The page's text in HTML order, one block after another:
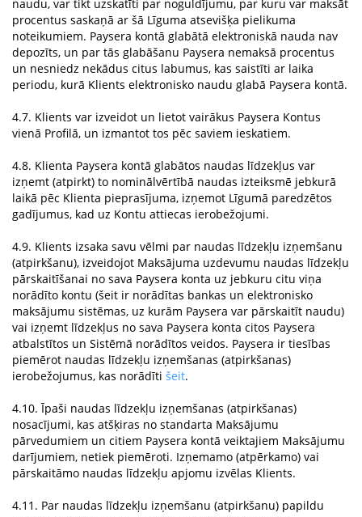
naudu, var tikt uzskatīti par noguldījumu, par kuru var maksāt
procentus saskaņā ar šā Līguma atsevišķa pielikuma
noteikumiem. Paysera kontā glabātā elektroniskā nauda nav
depozīts, un par tās glabāšanu Paysera nemaksā procentus
un nesniedz nekādus citus labumus, kas saistīti ar laika
periodu, kurā Klients elektronisko naudu glabā Paysera kontā.
4.7. Klients var izveidot un lietot vairākus Paysera Kontus
vienā Profilā, un izmantot tos pēc saviem ieskatiem.
4.8. Klienta Paysera kontā glabātos naudas līdzekļus var
izņemt (atpirkt) to nominālvērtībā naudas izteiksmē jebkurā
laikā pēc Klienta pieprasījuma, izņemot Līgumā paredzētos
gadījumus, kad uz Kontu attiecas ierobežojumi.
4.9. Klients izsaka savu vēlmi par naudas līdzekļu izņemšanu
(atpirkšanu), izveidojot Maksājuma uzdevumu naudas līdzekļu
pārskaitīšanai no sava Paysera konta uz jebkuru citu viņa
norādīto kontu (šeit ir norādītas bankas un elektronisko
maksājumu sistēmas, uz kurām Paysera var pārskaitīt naudu)
vai izņemt līdzekļus no sava Paysera konta citos Paysera
atbalstītos un Sistēmā norādītos veidos. Paysera ir tiesības
piemērot naudas līdzekļu izņemšanas (atpirkšanas)
ierobežojumus, kas norādīti šeit.
4.10. Īpaši naudas līdzekļu izņemšanas (atpirkšanas)
nosacījumi, kas atšķiras no standarta Maksājumu
pārvedumiem un citiem Paysera kontā veiktajiem Maksājumu
darījumiem, netiek piemēroti. Izņemamo (atpērkamo) vai
pārskaitāmo naudas līdzekļu apjomu izvēlas Klients.
4.11. Par naudas līdzekļu izņemšanu (atpirkšanu) papildu